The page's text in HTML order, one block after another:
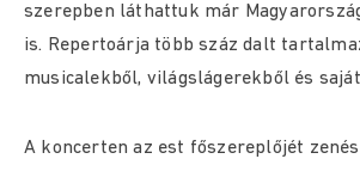
szerepben láthattuk már
is. Repertoárja több száz dalt
musicalekből, világslágerekből és
A koncerten az est főszereplőjét